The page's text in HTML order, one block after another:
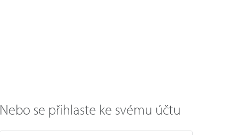
Nebo se přihlaste ke svému účtu